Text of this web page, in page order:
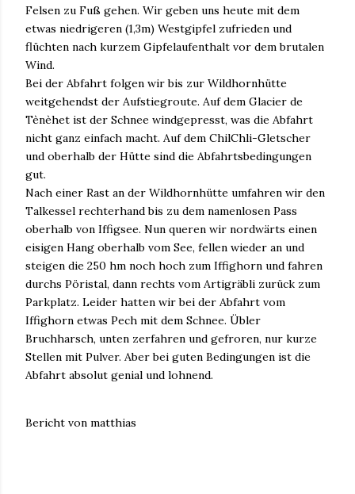
Felsen zu Fuß gehen. Wir geben uns heute mit dem
etwas niedrigeren (1,3m) Westgipfel zufrieden und
flüchten nach kurzem Gipfelaufenthalt vor dem brutalen
Wind.
Bei der Abfahrt folgen wir bis zur Wildhornhütte
weitgehendst der Aufstiegroute. Auf dem Glacier de
Tènèhet ist der Schnee windgepresst, was die Abfahrt
nicht ganz einfach macht. Auf dem ChilChli-Gletscher
und oberhalb der Hütte sind die Abfahrtsbedingungen
gut.
Nach einer Rast an der Wildhornhütte umfahren wir den
Talkessel rechterhand bis zu dem namenlosen Pass
oberhalb von Iffigsee. Nun queren wir nordwärts einen
eisigen Hang oberhalb vom See, fellen wieder an und
steigen die 250 hm noch hoch zum Iffighorn und fahren
durchs Pöristal, dann rechts vom Artigräbli zurück zum
Parkplatz. Leider hatten wir bei der Abfahrt vom
Iffighorn etwas Pech mit dem Schnee. Übler
Bruchharsch, unten zerfahren und gefroren, nur kurze
Stellen mit Pulver. Aber bei guten Bedingungen ist die
Abfahrt absolut genial und lohnend.
Bericht von matthias